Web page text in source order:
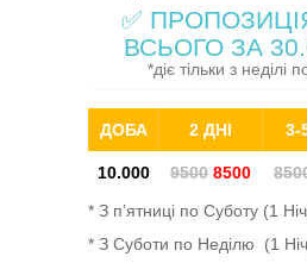
✅
ВСЬОГО ЗА
*діє тільки з неділі
ДОБА 2 ДНІ 3-
10.000 9500 8500
* З п’ятниці по Суботу (1
* З Суботи по Неділю (1